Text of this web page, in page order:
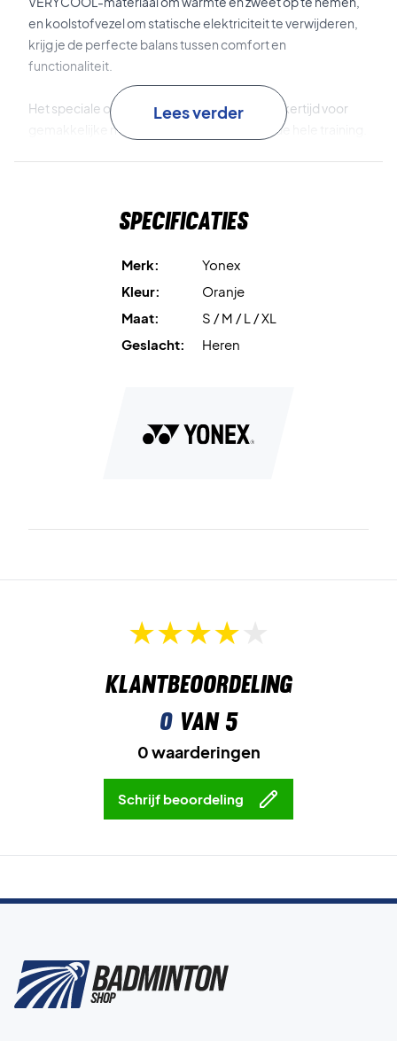
en koolstofvezel om statische elektriciteit te verwijderen,
krijg je de perfecte balans tussen comfort en
functionaliteit.
Het speciale ontwerp van Yonex zorgt tegelijkertijd voor
gemakkelijke mobiliteit en comfort tijdens de hele training.
Materiaal: 100% polyester.
Lees verder
Specificaties
Merk:
Yonex
Kleur:
Oranje
Maat:
S / M / L / XL
Geslacht:
Heren
Klantbeoordeling
0van 5
0 waarderingen
Schrijf beoordeling